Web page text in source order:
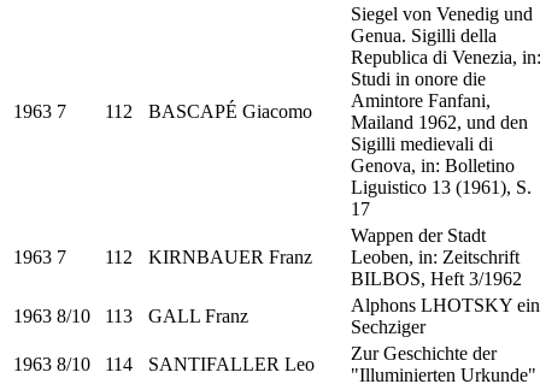
1963 7 112 BASCAPÉ Giacomo
Siegel von Venedig und
Genua. Sigilli della
Republica di Venezia, in:
Studi in onore die
Amintore Fanfani,
Mailand 1962, und den
Sigilli medievali di
Genova, in: Bolletino
Liguistico 13 (1961), S.
17
1963 7 112 KIRNBAUER Franz
Wappen der Stadt
Leoben, in: Zeitschrift
BILBOS, Heft 3/1962
1963 8/10 113 GALL Franz
Alphons LHOTSKY ein
Sechziger
1963 8/10 114 SANTIFALLER Leo
Zur Geschichte der
"Illuminierten Urkunde"